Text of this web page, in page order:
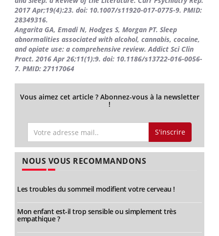
2017 Apr;19(4):23. doi: 10.1007/s11920-017-0775-9. PMID:
28349316.
Angarita GA, Emadi N, Hodges S, Morgan PT. Sleep
abnormalities associated with alcohol, cannabis, cocaine,
and opiate use: a comprehensive review. Addict Sci Clin
Pract. 2016 Apr 26;11(1):9. doi: 10.1186/s13722-016-0056-
7. PMID: 27117064
Vous aimez cet article ? Abonnez-vous à la newsletter
!
S'inscrire
NOUS VOUS RECOMMANDONS
Les troubles du sommeil modifient votre cerveau !
Mon enfant est-il trop sensible ou simplement très
empathique ?